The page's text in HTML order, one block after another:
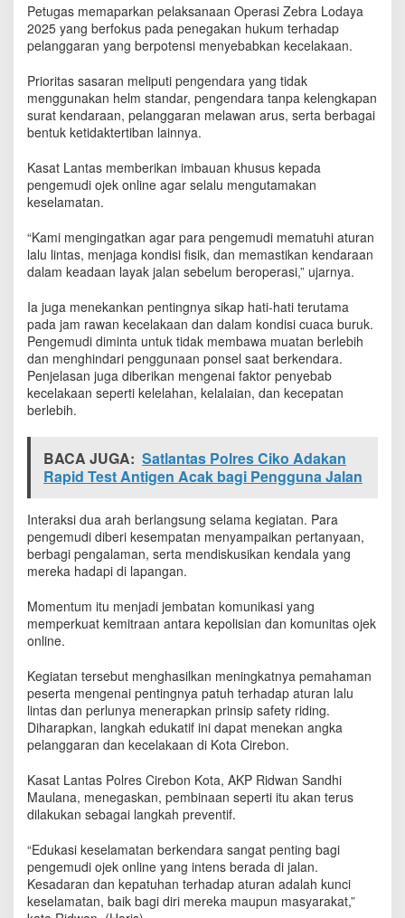
Petugas memaparkan pelaksanaan Operasi Zebra Lodaya
2025 yang berfokus pada penegakan hukum terhadap
pelanggaran yang berpotensi menyebabkan kecelakaan.
Prioritas sasaran meliputi pengendara yang tidak
menggunakan helm standar, pengendara tanpa kelengkapan
surat kendaraan, pelanggaran melawan arus, serta berbagai
bentuk ketidaktertiban lainnya.
Kasat Lantas memberikan imbauan khusus kepada
pengemudi ojek online agar selalu mengutamakan
keselamatan.
“Kami mengingatkan agar para pengemudi mematuhi aturan
lalu lintas, menjaga kondisi fisik, dan memastikan kendaraan
dalam keadaan layak jalan sebelum beroperasi,” ujarnya.
Ia juga menekankan pentingnya sikap hati-hati terutama
pada jam rawan kecelakaan dan dalam kondisi cuaca buruk.
Pengemudi diminta untuk tidak membawa muatan berlebih
dan menghindari penggunaan ponsel saat berkendara.
Penjelasan juga diberikan mengenai faktor penyebab
kecelakaan seperti kelelahan, kelalaian, dan kecepatan
berlebih.
BACA JUGA: Satlantas Polres Ciko Adakan
Rapid Test Antigen Acak bagi Pengguna Jalan
Interaksi dua arah berlangsung selama kegiatan. Para
pengemudi diberi kesempatan menyampaikan pertanyaan,
berbagi pengalaman, serta mendiskusikan kendala yang
mereka hadapi di lapangan.
Momentum itu menjadi jembatan komunikasi yang
memperkuat kemitraan antara kepolisian dan komunitas ojek
online.
Kegiatan tersebut menghasilkan meningkatnya pemahaman
peserta mengenai pentingnya patuh terhadap aturan lalu
lintas dan perlunya menerapkan prinsip safety riding.
Diharapkan, langkah edukatif ini dapat menekan angka
pelanggaran dan kecelakaan di Kota Cirebon.
Kasat Lantas Polres Cirebon Kota, AKP Ridwan Sandhi
Maulana, menegaskan, pembinaan seperti itu akan terus
dilakukan sebagai langkah preventif.
“Edukasi keselamatan berkendara sangat penting bagi
pengemudi ojek online yang intens berada di jalan.
Kesadaran dan kepatuhan terhadap aturan adalah kunci
keselamatan, baik bagi diri mereka maupun masyarakat,”